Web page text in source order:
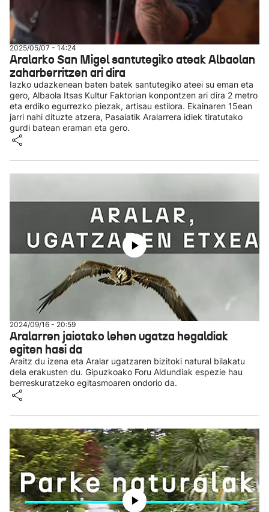
2025/05/07 - 14:24
Aralarko San Migel santutegiko ateak Albaolan
zaharberritzen ari dira
Iazko udazkenean baten batek santutegiko ateei su eman eta
gero, Albaola Itsas Kultur Faktorian konpontzen ari dira 2 metro
eta erdiko egurrezko piezak, artisau estilora. Ekainaren 15ean
jarri nahi dituzte atzera, Pasaiatik Aralarrera idiek tiratutako
gurdi batean eraman eta gero.
2024/09/16 - 20:59
Aralarren jaiotako lehen ugatza hegaldiak
egiten hasi da
Araitz du izena eta Aralar ugatzaren bizitoki natural bilakatu
dela erakusten du. Gipuzkoako Foru Aldundiak espezie hau
berreskuratzeko egitasmoaren ondorio da.